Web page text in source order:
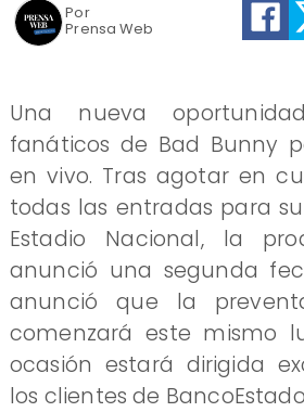
Prensa Web
Por
Una nueva
fanáticos de Bad Bunny
en vivo. Tras agotar en
todas las entradas para
Estadio Nacional, la
anunció una segunda
anunció que la
comenzará este mismo
ocasión estará dirigida
los clientes de